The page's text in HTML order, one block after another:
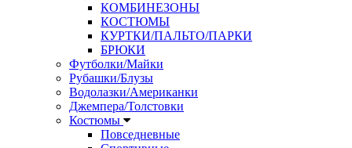
КОМБИНЕЗОНЫ
КОСТЮМЫ
КУРТКИ/ПАЛЬТО/ПАРКИ
БРЮКИ
Футболки/Майки
Рубашки/Блузы
Водолазки/Американки
Джемпера/Толстовки
Костюмы
Повседневные